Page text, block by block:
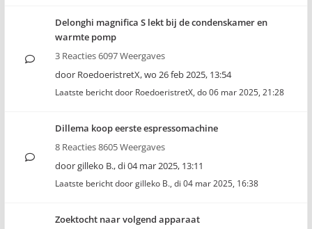
Delonghi magnifica S lekt bij de condenskamer en
warmte pomp
3 Reacties 6097 Weergaves
door RoedoeristretX,wo 26 feb 2025, 13:54
Laatste bericht door RoedoeristretX, do 06 mar 2025, 21:28
Dillema koop eerste espressomachine
8 Reacties 8605 Weergaves
doorgilleko B.,di 04 mar 2025, 13:11
Laatste bericht doorgilleko B., di 04 mar 2025, 16:38
Zoektocht naar volgend apparaat